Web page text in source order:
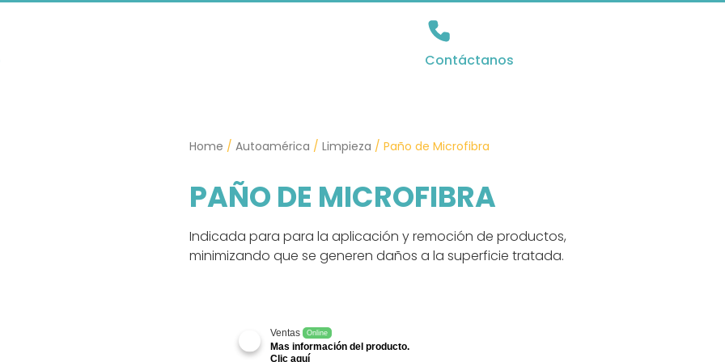
Contáctanos
Home / Autoamérica / Limpieza / Paño de Microfibra
PAÑO DE MICROFIBRA
Indicada para para la aplicación y remoción de productos,
minimizando que se generen daños a la superficie tratada.
Ventas Online
Mas información del producto.
Clic aquí